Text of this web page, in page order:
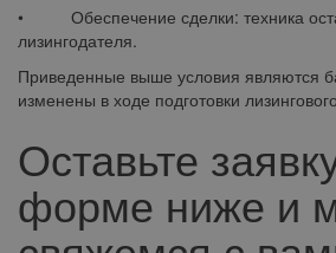
• Обеспечение сделки: техника
лизингодателя.
Приведенные выше условия являются
изменены в ходе подготовки
Оставьте
форме ниже и